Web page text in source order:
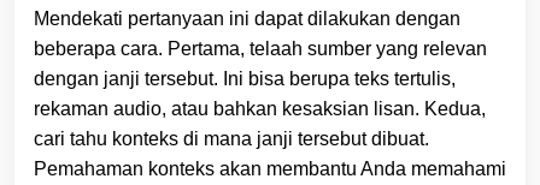
Mendekati pertanyaan ini dapat dilakukan dengan
beberapa cara. Pertama, telaah sumber yang relevan
dengan janji tersebut. Ini bisa berupa teks tertulis,
rekaman audio, atau bahkan kesaksian lisan. Kedua,
cari tahu konteks di mana janji tersebut dibuat.
Pemahaman konteks akan membantu Anda memahami